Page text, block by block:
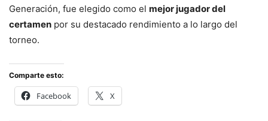
Generación, fue elegido como el mejor jugador del
certamen por su destacado rendimiento a lo largo del
torneo.
Comparte esto:
Facebook X